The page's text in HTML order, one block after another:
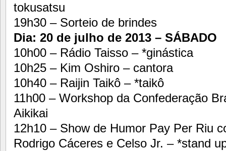
tokusatsu
19h30 – Sorteio de brindes
Dia: 20 de julho de 2013 – SÁBADO
10h00 – Rádio Taisso – *ginástica
10h25 – Kim Oshiro – cantora
10h40 – Raijin Taikô – *taikô
11h00 – Workshop da Confederação
Aikikai
12h10 – Show de Humor Pay Per Riu
Rodrigo Cáceres e Celso Jr. – *stand